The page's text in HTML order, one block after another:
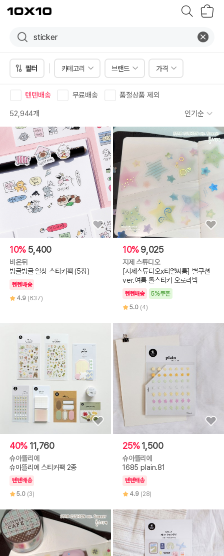
텐
바
필터 카테고리 브랜드 가격
텐텐배송 무료배송 품절상품 제외
52,944개 인기순
10% 5,400
비온뒤
빙글빙글 일상 스티커팩 (5장)
텐텐배송
4.9 (637)
10%9,025
지제 스튜디오
[지제스튜디오x티엘씨룸] 별쿠션
ver.여름 롤스티커 오로라박
텐텐배송
5%쿠폰
5.0 (4)
40% 11,760
슈아뜰리에
슈아뜰리에 스티커팩 2종
텐텐배송
5.0 (3)
25%1,500
슈아뜰리에
1685 plain.81
텐텐배송
4.9 (28)